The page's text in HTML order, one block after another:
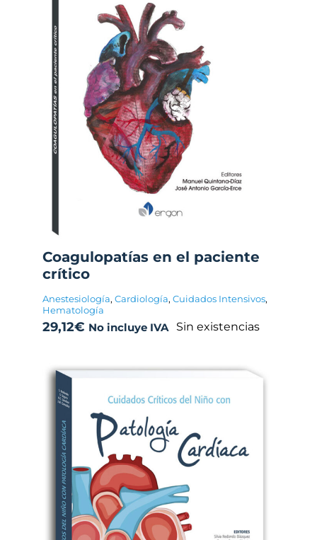
Coagulopatías en el paciente
crítico
Anestesiología, Cardiología, Cuidados Intensivos,
Hematología
29,12€ No incluye IVA Sin existencias